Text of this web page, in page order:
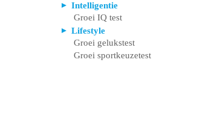
Intelligentie
Groei IQ test
Lifestyle
Groei gelukstest
Groei sportkeuzetest